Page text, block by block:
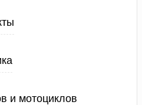
и мотоциклов